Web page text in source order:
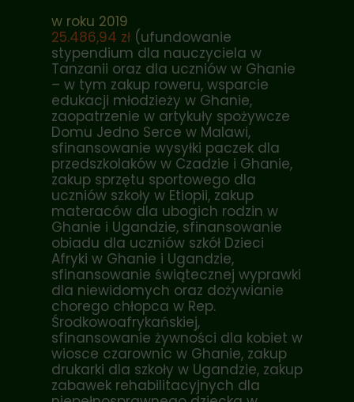
w roku 2019
25.486,94 zł (ufundowanie
stypendium dla nauczyciela w
Tanzanii oraz dla uczniów w Ghanie
– w tym zakup roweru, wsparcie
edukacji młodzieży w Ghanie,
zaopatrzenie w artykuły spożywcze
Domu Jedno Serce w Malawi,
sfinansowanie wysyłki paczek dla
przedszkolaków w Czadzie i Ghanie,
zakup sprzętu sportowego dla
uczniów szkoły w Etiopii, zakup
materaców dla ubogich rodzin w
Ghanie i Ugandzie, sfinansowanie
obiadu dla uczniów szkół Dzieci
Afryki w Ghanie i Ugandzie,
sfinansowanie świątecznej wyprawki
dla niewidomych oraz dożywianie
chorego chłopca w Rep.
Środkowoafrykańskiej,
sfinansowanie żywności dla kobiet w
wiosce czarownic w Ghanie, zakup
drukarki dla szkoły w Ugandzie, zakup
zabawek rehabilitacyjnych dla